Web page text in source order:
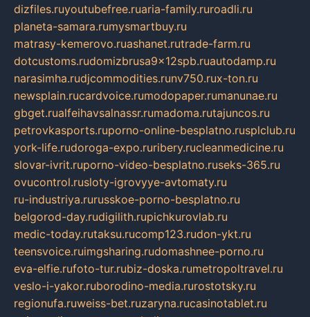
dizfiles.ruyoutubefree.ruaria-family.ruroadli.ru
planeta-samara.rumysmartbuy.ru
matrasy-kemerovo.ruashanet.rutrade-farm.ru
dotcustoms.rudomizbrusa9x12spb.ruautodamp.ru
narasimha.rudjcommodities.runv750.rux-ton.ru
newsplain.rucardvoice.rumodopaper.rumanunae.ru
gbget.rualfeihavsalnassr.rumadoma.rutajuncos.ru
petrovkasports.ruporno-online-besplatno.rusplclub.ru
york-life.rudoroga-expo.ruribery.rucleanmedicine.ru
slovar-ivrit.ruporno-video-besplatno.ruseks-365.ru
ovucontrol.rusloty-igrovyye-avtomaty.ru
ru-industriya.rurusskoe-porno-besplatno.ru
belgorod-day.rudigilith.rupichkurovlab.ru
medic-today.rutaksu.rucomp123.rudon-ykt.ru
teensvoice.ruimgsharing.rudomashnee-porno.ru
eva-elfie.rufoto-tur.rubiz-doska.rumetropoltravel.ru
veslo-i-yakor.ruborodino-media.rurostotsky.ru
regionufa.ruweiss-bet.ruzaryna.rucasinotablet.ru